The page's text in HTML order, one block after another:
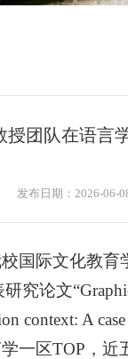
团队在语言
发布日期：2026-06-
国际文化教育
究论文
context: A
一区TOP，